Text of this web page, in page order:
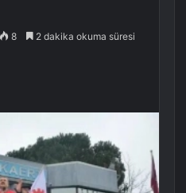
8 2 dakika okuma süresi